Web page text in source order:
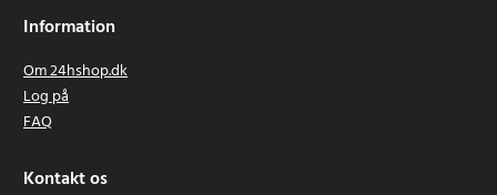
Information
Om 24hshop.dk
Log på
FAQ
Kontakt os